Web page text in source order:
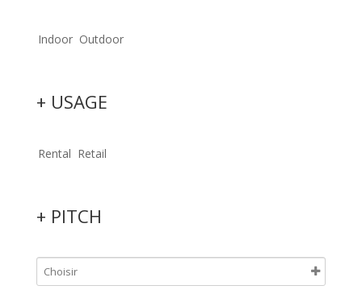
Indoor Outdoor
+ USAGE
Rental Retail
+ PITCH